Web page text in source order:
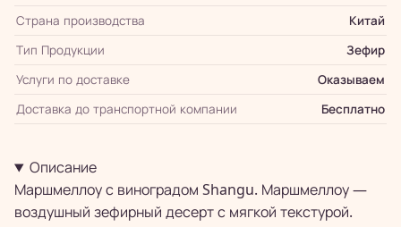
Страна производства
Китай
Тип Продукции
Зефир
Услуги по доставке
Оказываем
Доставка до транспортной компании
Бесплатно
Описание
Маршмеллоу с виноградом Shangu. Маршмеллоу —
воздушный зефирный десерт с мягкой текстурой.